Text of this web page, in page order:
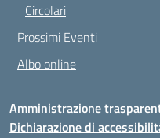
Circolari
Prossimi Eventi
Albo online
Amministrazione
Dichiarazione di